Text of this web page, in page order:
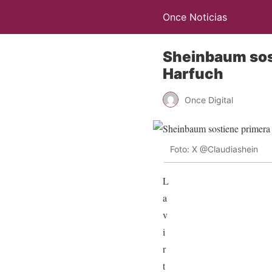
Once Noticias
Sheinbaum
Harfuch
Once Digital
Foto: X @Claudiashein
L
a
v
i
r
t